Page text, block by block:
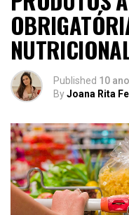
Published 10
ByJoana Rita